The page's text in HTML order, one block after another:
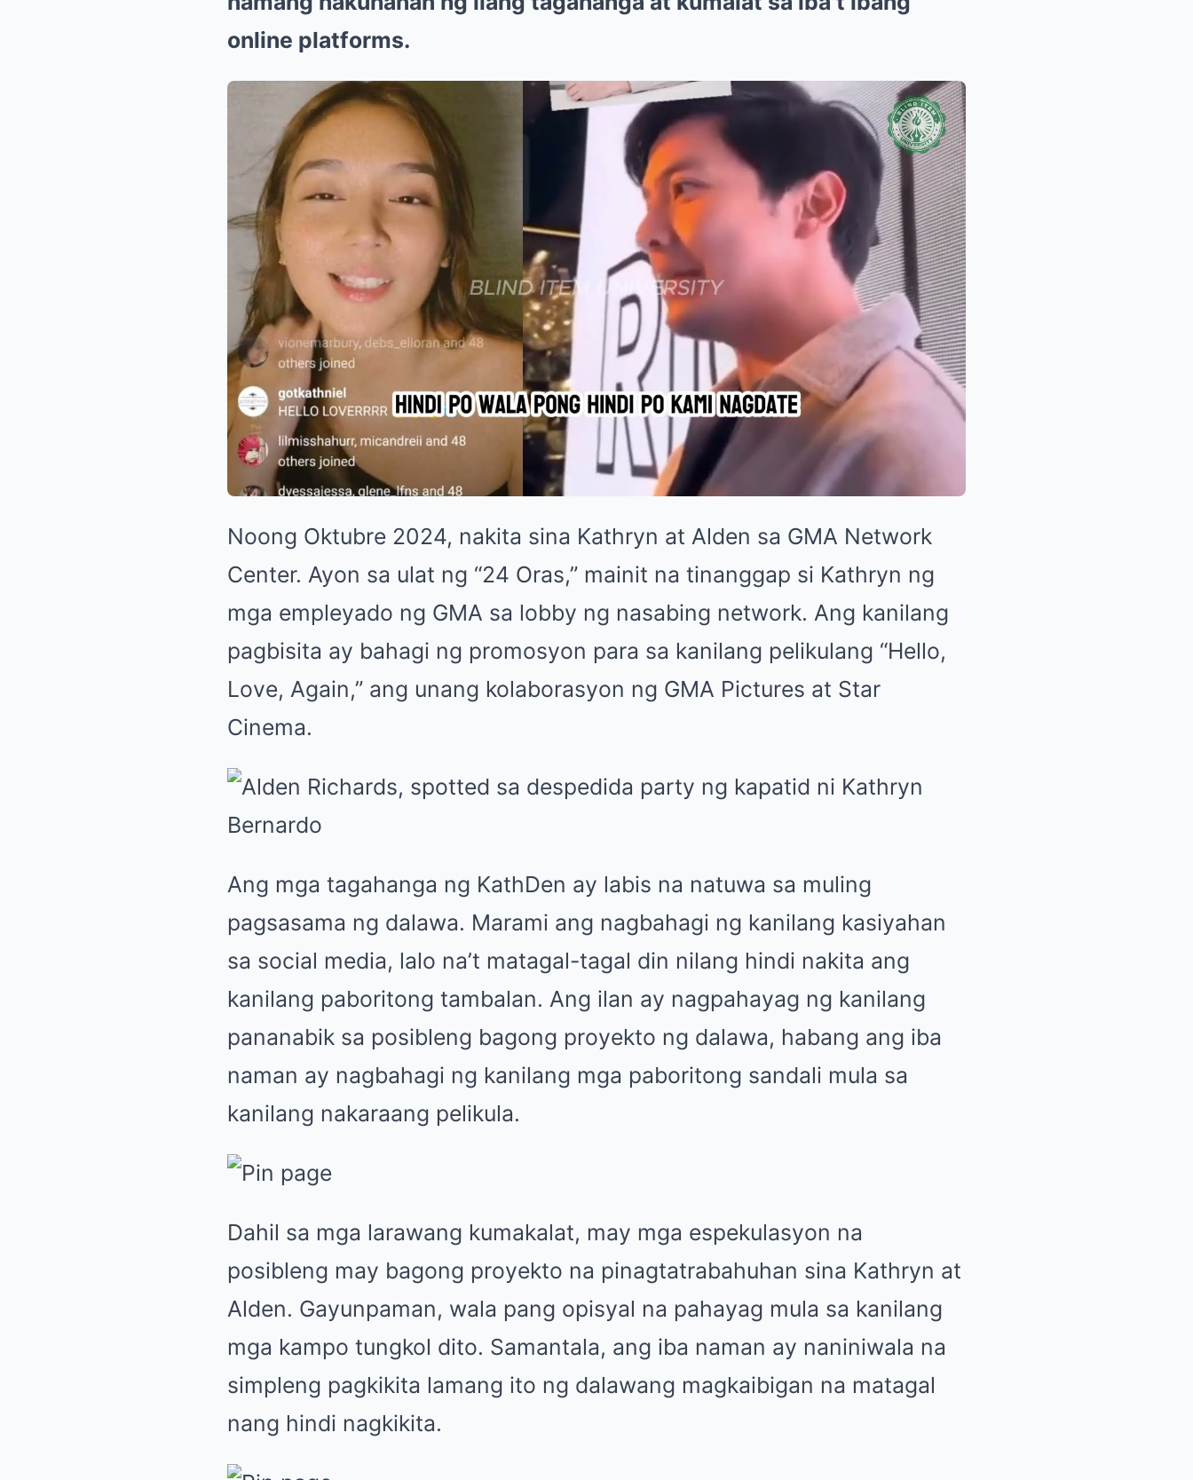
online platforms.
Noong Oktubre 2024, nakita sina Kathryn at Alden sa GMA Network
Center. Ayon sa ulat ng “24 Oras,” mainit na tinanggap si Kathryn ng
mga empleyado ng GMA sa lobby ng nasabing network. Ang kanilang
pagbisita ay bahagi ng promosyon para sa kanilang pelikulang “Hello,
Love, Again,” ang unang kolaborasyon ng GMA Pictures at Star
Cinema.
Ang mga tagahanga ng KathDen ay labis na natuwa sa muling
pagsasama ng dalawa. Marami ang nagbahagi ng kanilang kasiyahan
sa social media, lalo na’t matagal-tagal din nilang hindi nakita ang
kanilang paboritong tambalan. Ang ilan ay nagpahayag ng kanilang
pananabik sa posibleng bagong proyekto ng dalawa, habang ang iba
naman ay nagbahagi ng kanilang mga paboritong sandali mula sa
kanilang nakaraang pelikula.
Dahil sa mga larawang kumakalat, may mga espekulasyon na
posibleng may bagong proyekto na pinagtatrabahuhan sina Kathryn at
Alden. Gayunpaman, wala pang opisyal na pahayag mula sa kanilang
mga kampo tungkol dito. Samantala, ang iba naman ay naniniwala na
simpleng pagkikita lamang ito ng dalawang magkaibigan na matagal
nang hindi nagkikita.